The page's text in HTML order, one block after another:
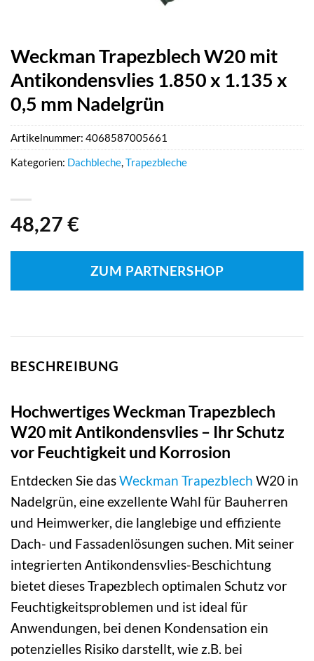
Weckman Trapezblech W20 mit
Antikondensvlies 1.850 x 1.135 x
0,5 mm Nadelgrün
48,27 €
ZUM PARTNERSHOP
Artikelnummer: 4068587005661
Kategorien: Dachbleche,Trapezbleche
BESCHREIBUNG
Hochwertiges Weckman Trapezblech
W20 mit Antikondensvlies – Ihr Schutz
vor Feuchtigkeit und Korrosion
Entdecken Sie dasWeckman Trapezblech W20 in
Nadelgrün, eine exzellente Wahl für Bauherren
und Heimwerker, die langlebige und effiziente
Dach- und Fassadenlösungen suchen. Mit seiner
integrierten Antikondensvlies-Beschichtung
bietet dieses Trapezblech optimalen Schutz vor
Feuchtigkeitsproblemen und ist ideal für
Anwendungen, bei denen Kondensation ein
potenzielles Risiko darstellt, wie z.B. bei